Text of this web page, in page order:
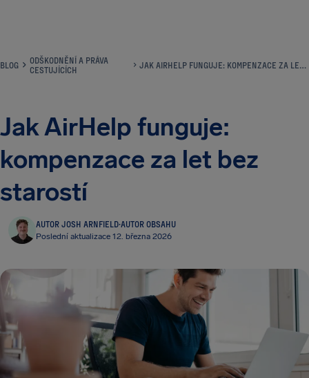
BLOG
ODŠKODNĚNÍ A PRÁVA
CESTUJÍCÍCH
JAK AIRHELP FUNGUJE: KOMPENZACE ZA LET BEZ STAROSTÍ
Jak AirHelp funguje:
kompenzace za let bez
starostí
AUTOR JOSH ARNFIELD·AUTOR OBSAHU
Poslední aktualizace 12. března 2026